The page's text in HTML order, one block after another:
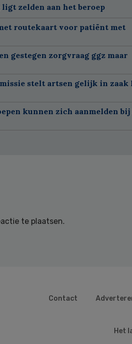
zelden aan het beroep
routekaart voor patiënt met
gestegen zorgvraag ggz maar
stelt artsen gelijk in
kunnen zich aanmelden
te plaatsen.
Contact
Het